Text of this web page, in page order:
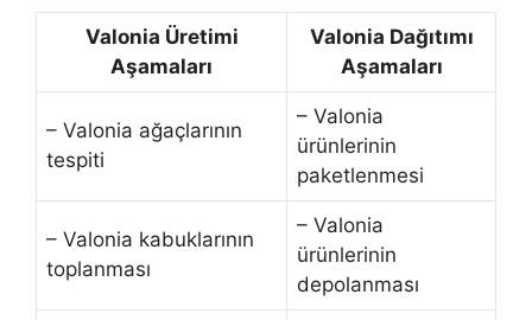
Valonia Üretimi
Aşamaları
Valonia Dağıtımı
Aşamaları
– Valonia ağaçlarının
tespiti
– Valonia
ürünlerinin
paketlenmesi
– Valonia kabuklarının
toplanması
– Valonia
ürünlerinin
depolanması